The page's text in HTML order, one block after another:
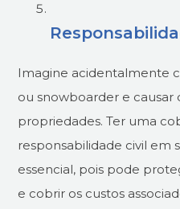
Imagine acidentalmente
ou snowboarder e causar
propriedades. Ter uma
responsabilidade civil em
essencial, pois pode
e cobrir os custos